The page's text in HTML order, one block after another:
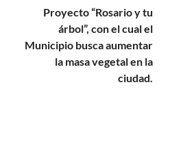
Proyecto “Rosario y tu
árbol”, con el cual el
Municipio busca aumentar
la masa vegetal en la
ciudad.